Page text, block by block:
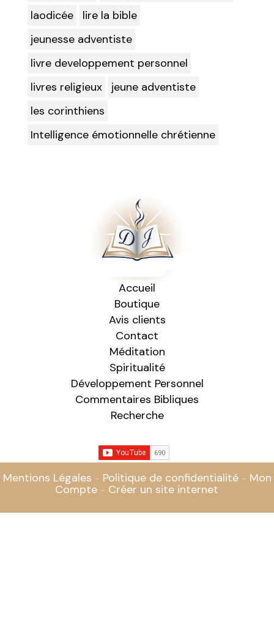
laodicée
lire la bible
jeunesse adventiste
livre developpement personnel
livres religieux
jeune adventiste
les corinthiens
Intelligence émotionnelle chrétienne
Accueil
Boutique
Avis clients
Contact
Méditation
Spiritualité
Développement Personnel
Commentaires Bibliques
Recherche
Mentions Légales Politique de confidentialité Mon
Compte Créer un site internet